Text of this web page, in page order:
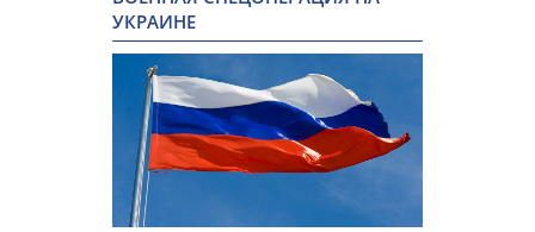
УКРАИНЕ